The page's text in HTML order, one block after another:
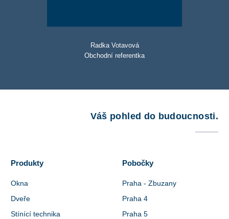
Radka Votavová
Obchodní referentka
Váš pohled do budoucnosti.
Produkty
Okna
Dveře
Stínící technika
Pobočky
Praha - Zbuzany
Praha 4
Praha 5